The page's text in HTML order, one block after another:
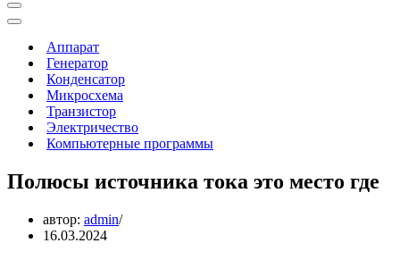
Меню
навигации
Меню
навигацииАппарат
Генератор
Конденсатор
Микросхема
Транзистор
Электричество
Компьютерные программы
Полюсы источника тока это место где
автор: admin
16.03.2024